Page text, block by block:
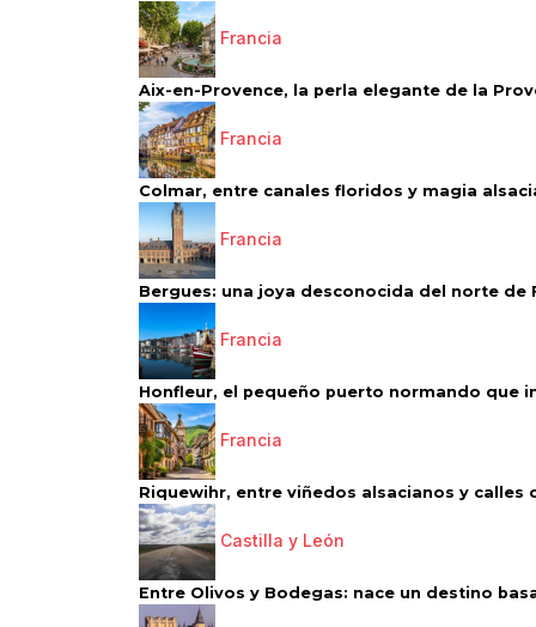
Francia
Aix-en-Provence, la perla elegante de la
Francia
Colmar, entre canales floridos y magia
Francia
Bergues: una joya desconocida del norte de
Francia
Honfleur, el pequeño puerto normando que
Francia
Riquewihr, entre viñedos alsacianos y calles
Castilla y León
Entre Olivos y Bodegas: nace un destino